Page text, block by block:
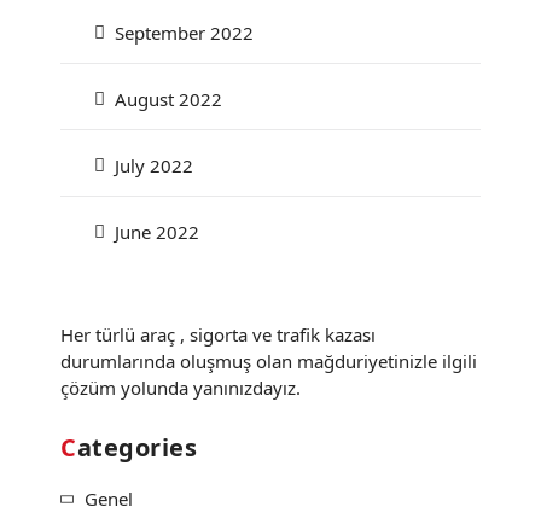
September 2022
August 2022
July 2022
June 2022
Her türlü araç , sigorta ve trafik kazası
durumlarında oluşmuş olan mağduriyetinizle ilgili
çözüm yolunda yanınızdayız.
Categories
Genel